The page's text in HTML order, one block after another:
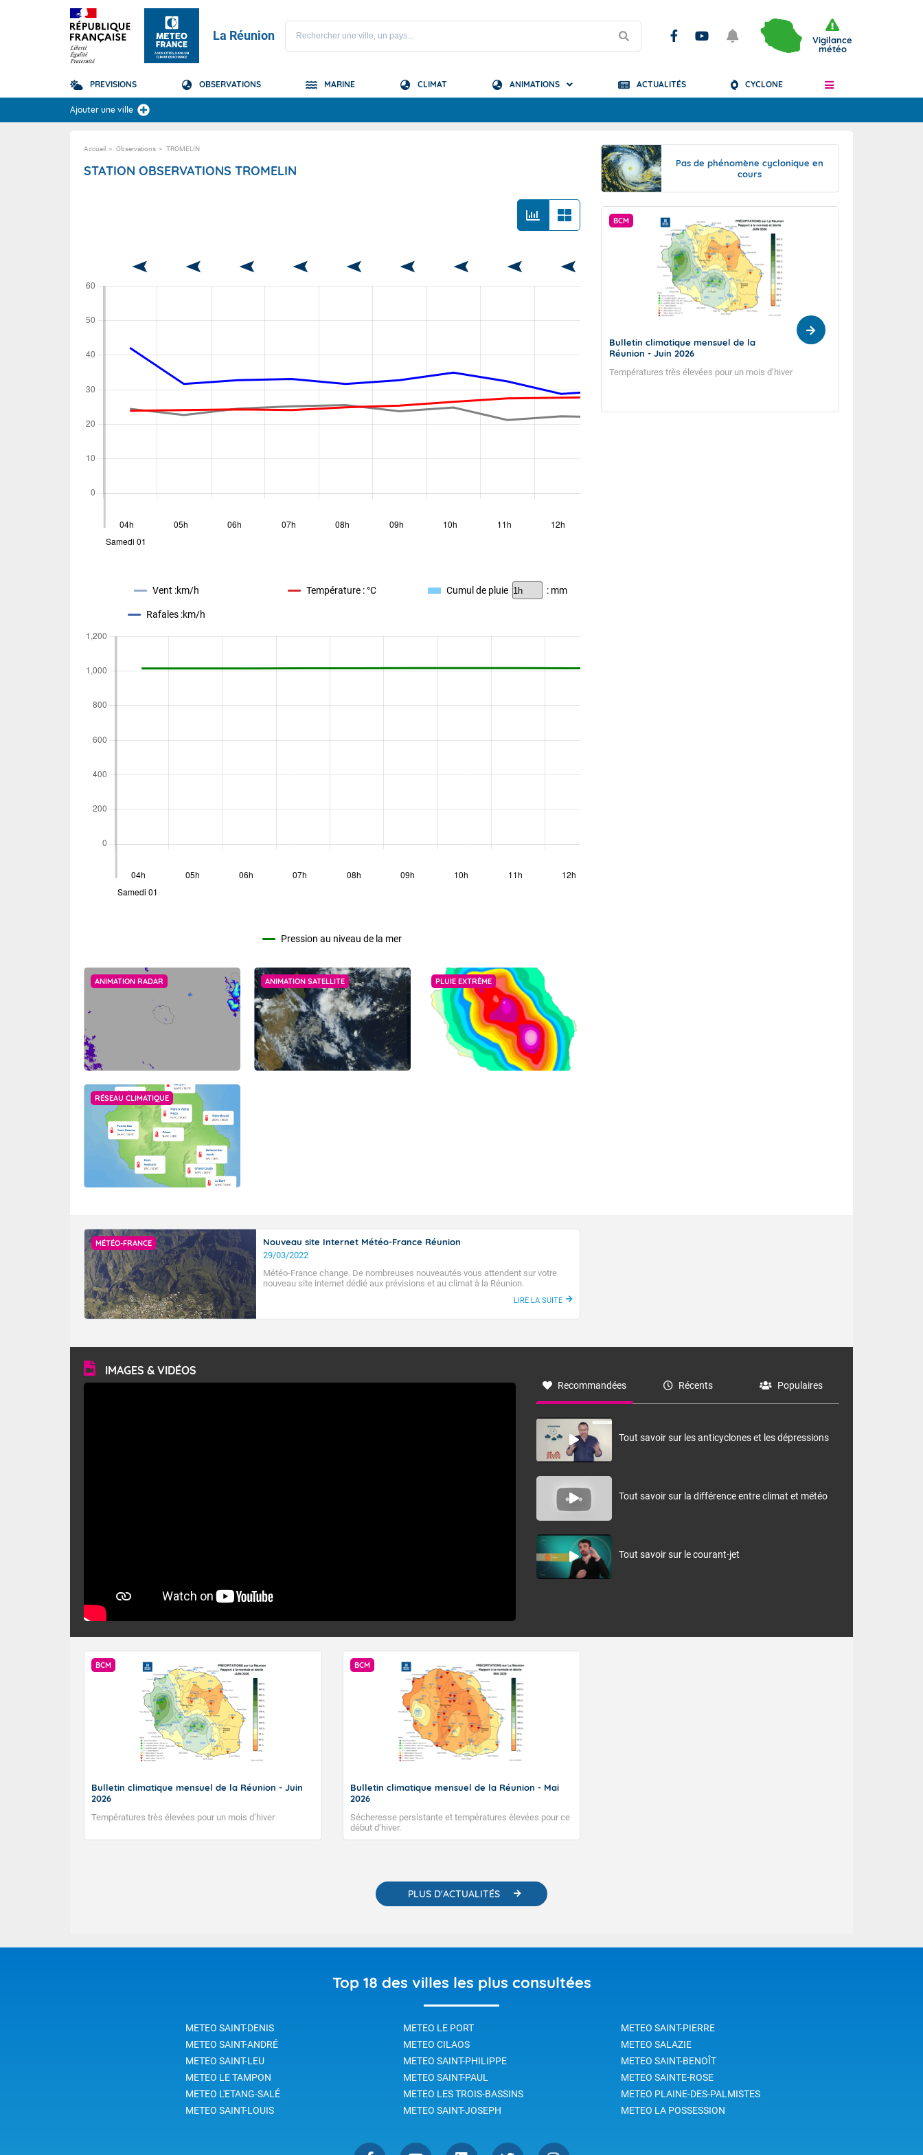
La Réunion
Prévisions Articles
Vigilance
météo
PREVISIONS OBSERVATIONS MARINE CLIMAT ANIMATIONS ACTUALITÉS CYCLONE
Ajouter une ville
Accueil Observations TROMELIN
STATION OBSERVATIONS TROMELIN
Vent :km/h Température : °C Cumul de pluie : mm
Rafales :km/h
Pression au niveau de la mer
ANIMATION RADAR ANIMATION SATELLITE PLUIE EXTRÊME
RÉSEAU CLIMATIQUE
Pas de phénomène cyclonique en
cours
2026
Prévision de Juin 2026 pour le trimestre Juillet-Août-
Septembre 2026
BCM
Bulletin climatique mensuel de la
Réunion - Juin 2026
Températures très élevées pour un mois d’hiver
MÉTÉO-FRANCE Nouveau site Internet Météo-France Réunion
29/03/2022
Météo-France change. De nombreuses nouveautés vous attendent sur votre
nouveau site internet dédié aux prévisions et au climat à la Réunion.
LIRE LA SUITE
IMAGES & VIDÉOS
Recommandées Récents Populaires
Tout savoir sur les anticyclones et les dépressions
Tout savoir sur la différence entre climat et météo
Tout savoir sur le courant-jet
BCM
Bulletin climatique mensuel de la Réunion - Juin
2026
Températures très élevées pour un mois d’hiver
BCM
Bulletin climatique mensuel de la Réunion - Mai
2026
Sécheresse persistante et températures élevées pour ce
début d’hiver.
PLUS D'ACTUALITÉS
Top 18 des villes les plus consultées
METEO SAINT-DENIS METEO LE PORT
METEO SAINT-PIERRE
METEO SAINT-ANDRÉ
METEO CILAOS
METEO SALAZIE
METEO SAINT-LEU
METEO SAINT-PHILIPPE
METEO SAINT-BENOÎT
METEO LE TAMPON
METEO SAINT-PAUL
METEO SAINTE-ROSE
METEO L'ETANG-SALÉ
METEO LES TROIS-BASSINS
METEO PLAINE-DES-PALMISTES
METEO SAINT-LOUIS
METEO SAINT-JOSEPH METEO LA POSSESSION